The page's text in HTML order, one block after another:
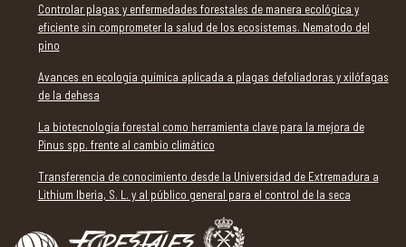
Controlar plagas y enfermedades forestales de manera ecológica y
eficiente sin comprometer la salud de los ecosistemas. Nematodo del
pino
Avances en ecología química aplicada a plagas defoliadoras y xilófagas
de la dehesa
La biotecnología forestal como herramienta clave para la mejora de
Pinus spp. frente al cambio climático
Transferencia de conocimiento desde la Universidad de Extremadura a
Lithium Iberia, S. L. y al público general para el control de la seca